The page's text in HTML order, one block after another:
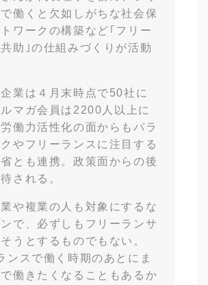
働くと欠如しがちな社会保
ワークの構築など｢フリー
助｣の仕組みづくりが活動
業は４月末時点で50社に
マガ会員は2200人以上に
働力活性化の面からもパラ
やフリーランスに注目する
とも連携。政策面からの後
される。
や複業の人も対象にするな
で、必ずしもフリーランサ
うとするものでもない。
ンスで働く時期のあとにま
働きたくなることもあるか